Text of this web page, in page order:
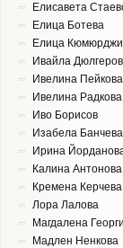
Елисавета
Елица Ботева
Елица
Ивайла
Ивелина Пейкова
Ивелина Радкова
Иво Борисов
Изабела Банчева
Ирина
Калина Антонова
Кремена Керчева
Лора Лалова
Магдалена
Мадлен Ненкова